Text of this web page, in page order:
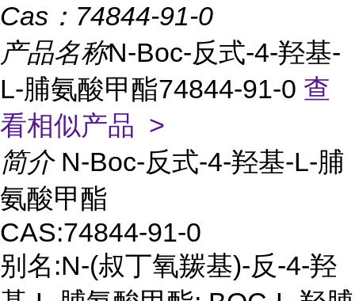
Cas： 74844-91-0
产品名称N-Boc-反式-4-羟基-
L-脯氨酸甲酯74844-91-0 查
看相似产品 >
简介 N-Boc-反式-4-羟基-L-脯
氨酸甲酯
CAS:74844-91-0
别名:N-(叔丁氧羰基)-反-4-羟